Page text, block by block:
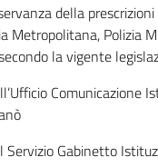
della
Metropolitana, Polizia
la vigente
Comunicazione
Servizio Gabinetto